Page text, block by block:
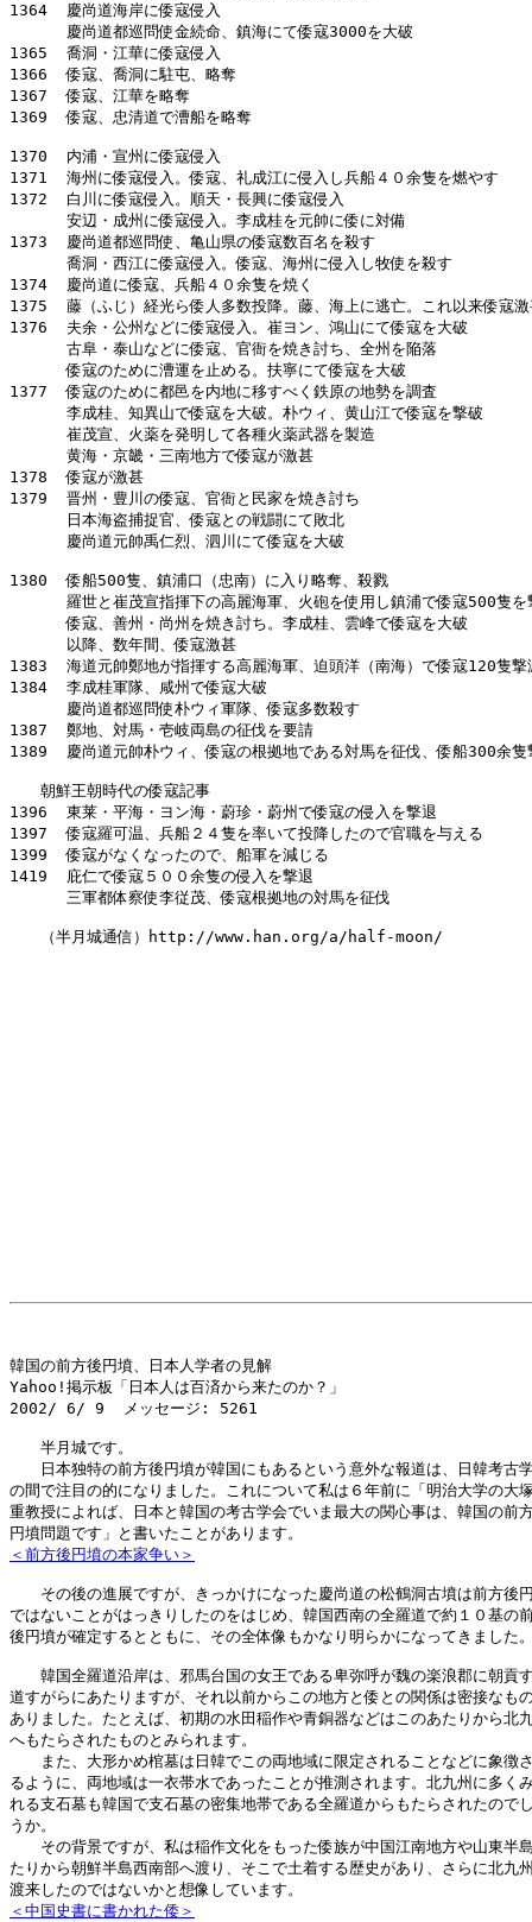
1364  慶尚道海岸に倭寇侵入
      慶尚道都巡問使金続命、鎮海にて倭寇3000を大破
1365  喬洞・江華に倭寇侵入
1366  倭寇、喬洞に駐屯、略奪
1367  倭寇、江華を略奪
1369  倭寇、忠清道で漕船を略奪
1370  内浦・宣州に倭寇侵入
1371  海州に倭寇侵入。倭寇、礼成江に侵入し兵船４０余隻を燃やす
1372  白川に倭寇侵入。順天・長興に倭寇侵入
      安辺・成州に倭寇侵入。李成桂を元帥に倭に対備
1373  慶尚道都巡問使、亀山県の倭寇数百名を殺す
      喬洞・西江に倭寇侵入。倭寇、海州に侵入し牧使を殺す
1374  慶尚道に倭寇、兵船４０余隻を焼く
1375  藤（ふじ）経光ら倭人多数投降。藤、海上に逃亡。これ以来倭寇
1376  夫余・公州などに倭寇侵入。崔ヨン、鴻山にて倭寇を大破
      古阜・泰山などに倭寇、官衙を焼き討ち、全州を陥落
      倭寇のために漕運を止める。扶寧にて倭寇を大破
1377  倭寇のために都邑を内地に移すべく鉄原の地勢を調査
      李成桂、知異山で倭寇を大破。朴ウィ、黄山江で倭寇を撃破
      崔茂宣、火薬を発明して各種火薬武器を製造
      黄海・京畿・三南地方で倭寇が激甚
1378  倭寇が激甚
1379  晋州・豊川の倭寇、官衙と民家を焼き討ち
      日本海盗捕捉官、倭寇との戦闘にて敗北
      慶尚道元帥禹仁烈、泗川にて倭寇を大破
1380  倭船500隻、鎮浦口（忠南）に入り略奪、殺戮
羅世と崔茂宣指揮下の高麗海軍、火砲を使用し鎮浦で倭寇500隻を
      倭寇、善州・尚州を焼き討ち。李成桂、雲峰で倭寇を大破
      以降、数年間、倭寇激甚
1383  海道元帥鄭地が指揮する高麗海軍、迫頭洋（南海）で倭寇120隻撃
1384  李成桂軍隊、咸州で倭寇大破
      慶尚道都巡問使朴ウィ軍隊、倭寇多数殺す
1387  鄭地、対馬・壱岐両島の征伐を要請
1389  慶尚道元帥朴ウィ、倭寇の根拠地である対馬を征伐、倭船300余隻
朝鮮王朝時代の倭寇記事
1396  東莱・平海・ヨン海・蔚珍・蔚州で倭寇の侵入を撃退
1397  倭寇羅可温、兵船２４隻を率いて投降したので官職を与える
1399  倭寇がなくなったので、船軍を減じる
1419  庇仁で倭寇５００余隻の侵入を撃退
      三軍都体察使李従茂、倭寇根拠地の対馬を征伐
（半月城通信）http://www.han.org/a/half-moon/
韓国の前方後円墳、日本人学者の見解
Yahoo!掲示板「日本人は百済から来たのか？」
2002/ 6/ 9  メッセージ: 5261
半月城です。
日本独特の前方後円墳が韓国にもあるという意外な報道は、日韓考古
の間で注目の的になりました。これについて私は６年前に「明治大学の大
重教授によれば、日本と韓国の考古学会でいま最大の関心事は、韓国の前
＜前方後円墳の本家争い＞
その後の進展ですが、きっかけになった慶尚道の松鶴洞古墳は前方後
ではないことがはっきりしたのをはじめ、韓国西南の全羅道で約１０基の
後円墳が確定するとともに、その全体像もかなり明らかになってきました
韓国全羅道沿岸は、邪馬台国の女王である卑弥呼が魏の楽浪郡に朝貢
道すがらにあたりますが、それ以前からこの地方と倭との関係は密接なも
ありました。たとえば、初期の水田稲作や青銅器などはこのあたりから北
へもたらされたものとみられます。
また、大形かめ棺墓は日韓でこの両地域に限定されることなどに象徴
るように、両地域は一衣帯水であったことが推測されます。北九州に多く
れる支石墓も韓国で支石墓の密集地帯である全羅道からもたらされたので
うか。
その背景ですが、私は稲作文化をもった倭族が中国江南地方や山東半
たりから朝鮮半島西南部へ渡り、そこで土着する歴史があり、さらに北九
＜中国史書に書かれた倭＞